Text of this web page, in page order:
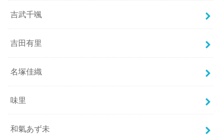
吉武千颯
吉田有里
名塚佳織
味里
和氣あず未